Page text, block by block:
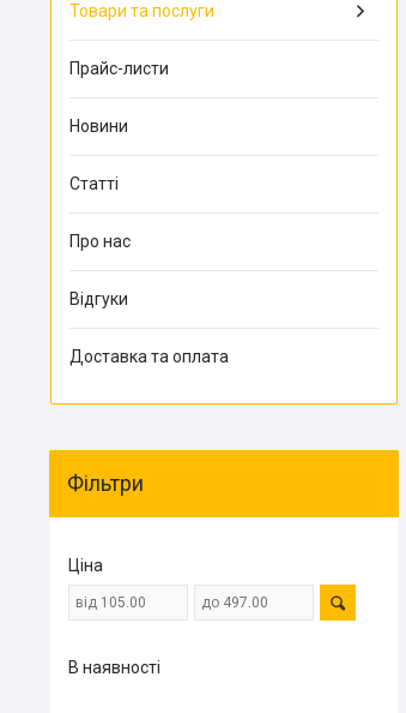
Товари та послуги
Прайс-листи
Новини
Статті
Про нас
Відгуки
Доставка та оплата
Фільтри
Ціна
В наявності